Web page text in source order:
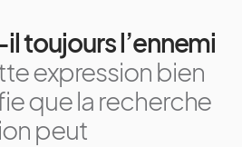
toujours l’ennemi
expression bien
que la recherche
peut